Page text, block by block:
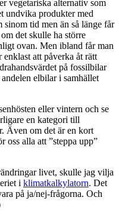
vegetariska alternativ som
undvika produkter med
tid men än så länge får
det skulle ha större
ovan. Men ibland får man
enklast att påverka åt rätt
på fossilbilar
elbilar i samhället
eller vintern och se
en kategori till
Även om det är en kort
oss alla att ”steppa upp”
livet, skulle jag vilja
i klimatkalkylatorn. Det
på ja/nej-frågorna. Och